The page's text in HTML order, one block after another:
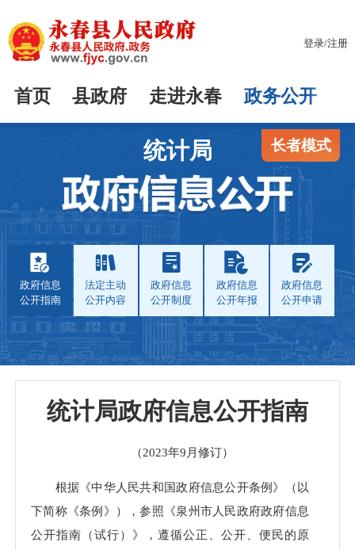
登录/注册
首页 县政府 走进永春 政务公开
长者模式
统计局
政府信息
公开指南
法定主动
公开内容
政府信息
公开制度
政府信息
公开年报
政府信息
公开申请
统计局政府信息公开指南
（2023年9月修订）
根据《中华人民共和国政府信息公开条例》（以
下简称《条例》），参照《泉州市人民政府政府信息
公开指南（试行）》，遵循公正、公开、便民的原